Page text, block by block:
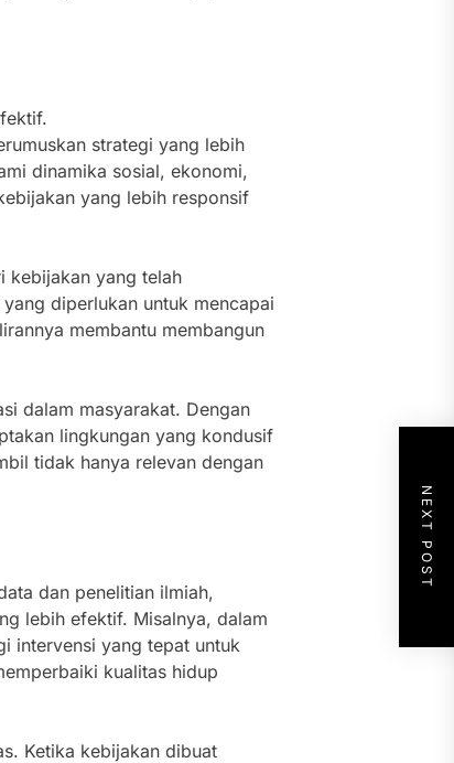
strategi yang lebih
dinamika sosial, ekonomi,
yang lebih responsif
kebijakan yang telah
diperlukan untuk mencapai
membantu membangun
dalam masyarakat. Dengan
lingkungan yang kondusif
tidak hanya relevan dengan
dan penelitian ilmiah,
lebih efektif. Misalnya, dalam
intervensi yang tepat untuk
kualitas hidup
Ketika kebijakan dibuat
NEXT POST